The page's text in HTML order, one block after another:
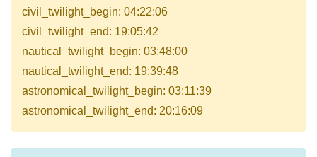
civil_twilight_begin: 04:22:06
civil_twilight_end: 19:05:42
nautical_twilight_begin: 03:48:00
nautical_twilight_end: 19:39:48
astronomical_twilight_begin: 03:11:39
astronomical_twilight_end: 20:16:09